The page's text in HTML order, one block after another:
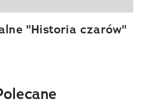
"Historia czarów"